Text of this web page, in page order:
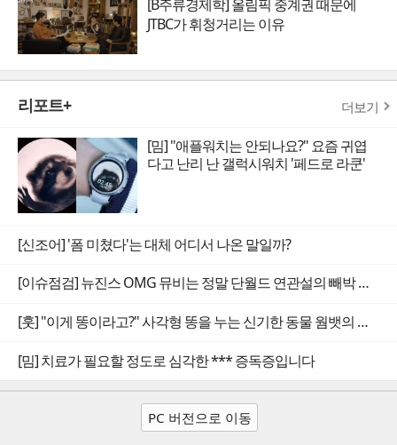
[B주류경제학] 올림픽 중계권 때문에
JTBC가 휘청거리는 이유
리포트+ 더보기
[밈] "애플워치는 안되나요?" 요즘 귀엽
다고 난리 난 갤럭시워치 '페드로 라쿤'
[신조어] '폼 미쳤다'는 대체 어디서 나온 말일까?
[이슈점검] 뉴진스 OMG 뮤비는 정말 단월드 연관설의 빼박 증거일까
[훗] "이게 똥이라고?" 사각형 똥을 누는 신기한 동물 웜뱃의 비밀
[밈] 치료가 필요할 정도로 심각한 *** 증독증입니다
PC 버전으로 이동